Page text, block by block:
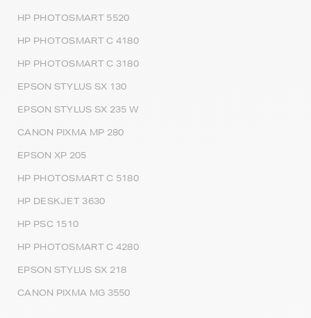
HP PHOTOSMART 5520
HP PHOTOSMART C 4180
HP PHOTOSMART C 3180
EPSON STYLUS SX 130
EPSON STYLUS SX 235 W
CANON PIXMA MP 280
EPSON XP 205
HP PHOTOSMART C 5180
HP DESKJET 3630
HP PSC 1510
HP PHOTOSMART C 4280
EPSON STYLUS SX 218
CANON PIXMA MG 3550